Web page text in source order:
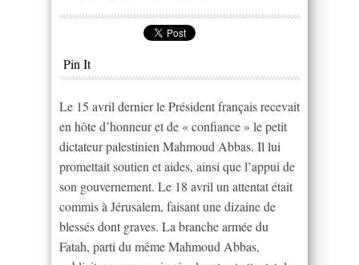
Pin It
Le 15 avril dernier le Président français recevait
en hôte d’honneur et de « confiance » le petit
dictateur palestinien Mahmoud Abbas. Il lui
promettait soutien et aides, ainsi que l’appui de
son gouvernement. Le 18 avril un attentat était
commis à Jérusalem, faisant une dizaine de
blessés dont graves. La branche armée du
Fatah, parti du même Mahmoud Abbas,